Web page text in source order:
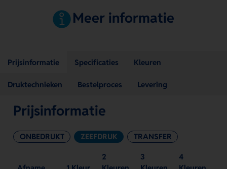
Meer informatie
Prijsinformatie Specificaties Kleuren
Druktechnieken Bestelproces Levering
Prijsinformatie
ONBEDRUKT ZEEFDRUK TRANSFER
2
3
4